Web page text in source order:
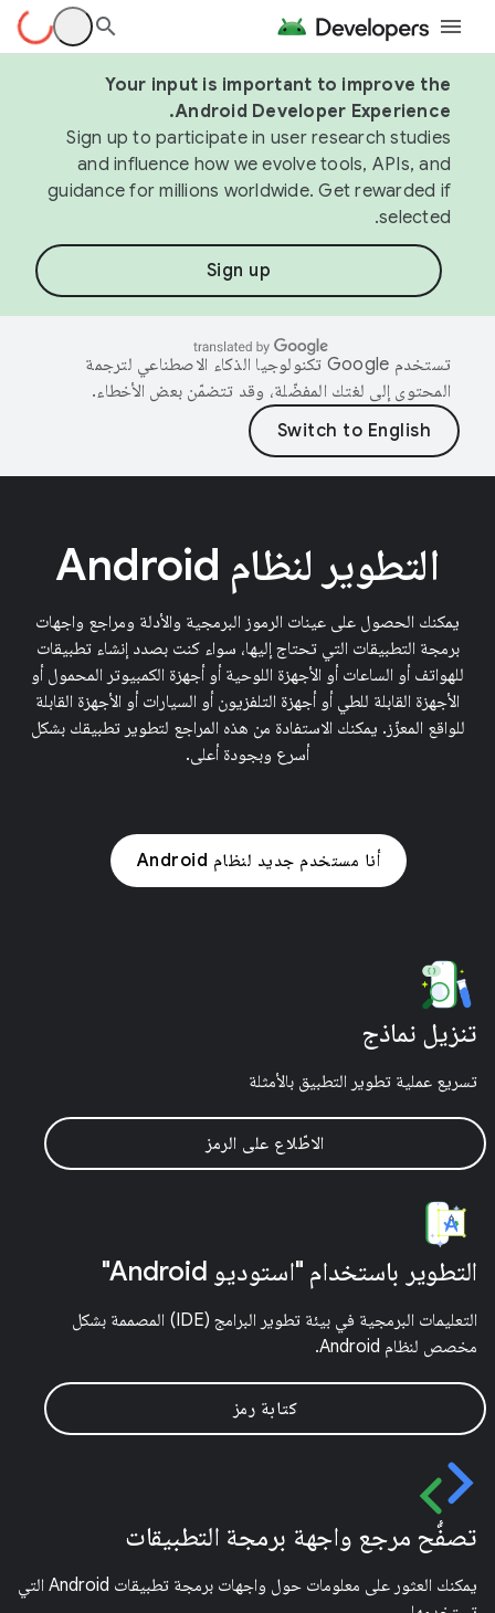
Your input is important to improve the
Android Developer Experience.
Sign up to participate in user research studies
and influence how we evolve tools, APIs, and
guidance for millions worldwide. Get rewarded if
selected.
Sign up
تستخدم Google تكنولوجيا الذكاء الاصطناعي لترجمة
المحتوى إلى لغتك المفضّلة، وقد تتضمّن بعض الأخطاء.
التطوير لنظام Android
يمكنك الحصول على عينات الرموز البرمجية والأدلة ومراجع واجهات
برمجة التطبيقات التي تحتاج إليها، سواء كنت بصدد إنشاء تطبيقات
للهواتف أو الساعات أو الأجهزة اللوحية أو أجهزة الكمبيوتر المحمول أو
الأجهزة القابلة للطي أو أجهزة التلفزيون أو السيارات أو الأجهزة القابلة
للواقع المعزّز. يمكنك الاستفادة من هذه المراجع لتطوير تطبيقك بشكل
أسرع وبجودة أعلى.
أنا مستخدم جديد لنظام Android
تنزيل نماذج
تسريع عملية تطوير التطبيق بالأمثلة
الاطّلاع على الرمز
التطوير باستخدام "استوديو Android"
التعليمات البرمجية في بيئة تطوير البرامج (IDE) المصممة بشكل
مخصص لنظام Android.
كتابة رمز
تصفُّح مرجع واجهة برمجة التطبيقات
يمكنك العثور على معلومات حول واجهات برمجة تطبيقات Android التي